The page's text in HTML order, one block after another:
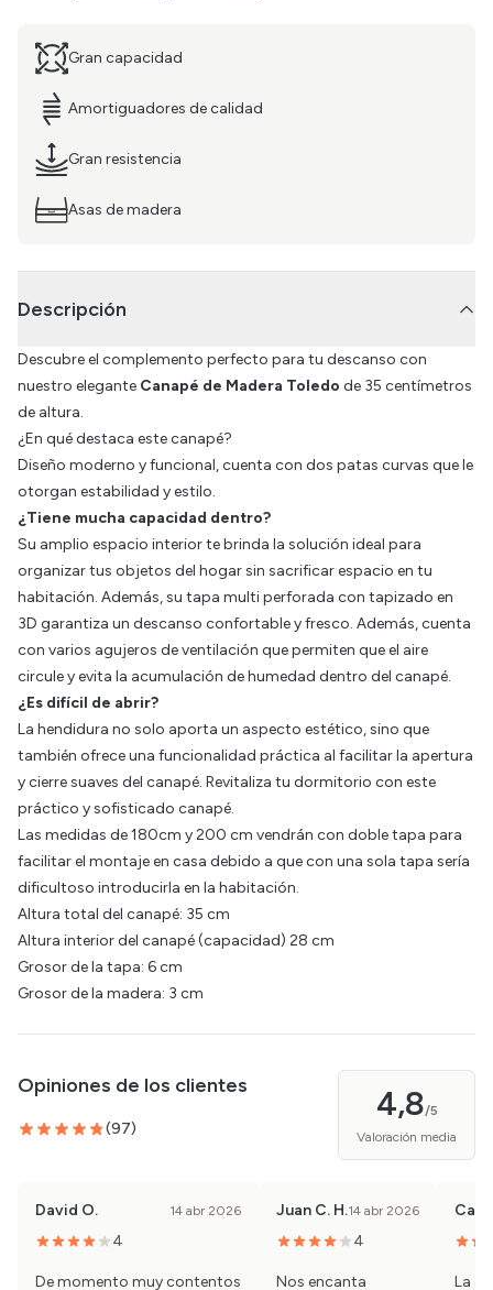
Gran capacidad
Amortiguadores de calidad
Gran resistencia
Asas de madera
Descripción
Descubre el complemento perfecto para tu descanso con
nuestro elegante Canapé de Madera Toledo de 35 centímetros
de altura.
¿En qué destaca este canapé?
Diseño moderno y funcional, cuenta con dos patas curvas que le
otorgan estabilidad y estilo.
¿Tiene mucha capacidad dentro?
Su amplio espacio interior te brinda la solución ideal para
organizar tus objetos del hogar sin sacrificar espacio en tu
habitación. Además, su tapa multi perforada con tapizado en
3D garantiza un descanso confortable y fresco. Además, cuenta
con varios agujeros de ventilación que permiten que el aire
circule y evita la acumulación de humedad dentro del canapé.
¿Es difícil de abrir?
La hendidura no solo aporta un aspecto estético, sino que
también ofrece una funcionalidad práctica al facilitar la apertura
y cierre suaves del canapé. Revitaliza tu dormitorio con este
práctico y sofisticado canapé.
Las medidas de 180cm y 200 cm vendrán con doble tapa para
facilitar el montaje en casa debido a que con una sola tapa sería
dificultoso introducirla en la habitación.
Altura total del canapé: 35 cm
Altura interior del canapé (capacidad) 28 cm
Grosor de la tapa: 6 cm
Grosor de la madera: 3 cm
Opiniones de los clientes
(97)
4,8/5
Valoración media
David O. 14 abr 2026
4
De momento muy contentos
Juan C. H.14 abr 2026
4
Nos encanta La